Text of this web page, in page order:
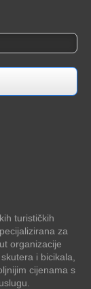
turističkih
za
organizacije
i bicikala,
cijenama s